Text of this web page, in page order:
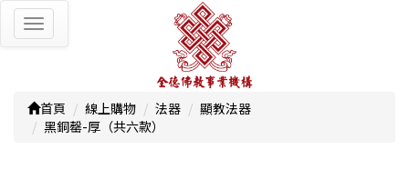
Toggle
navigation
首頁 線上購物 法器
顯教法器
黑銅罄-厚（共六款）